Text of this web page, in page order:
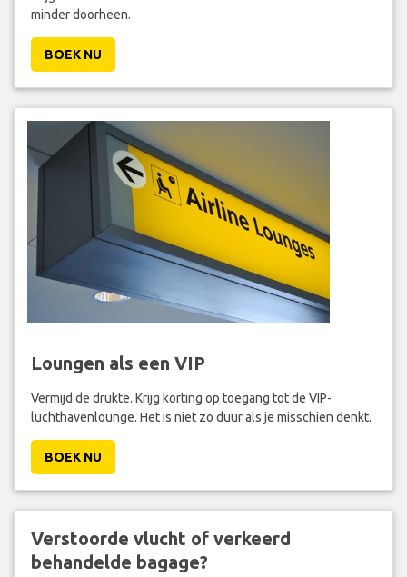
minder doorheen.
BOEK NU
Loungen als een VIP
Vermijd de drukte. Krijg korting op toegang tot de VIP-
luchthavenlounge. Het is niet zo duur als je misschien denkt.
BOEK NU
Verstoorde vlucht of verkeerd
behandelde bagage?